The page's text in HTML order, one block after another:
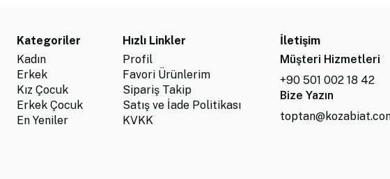
Kategoriler
Kadın
Erkek
Kız Çocuk
Erkek Çocuk
En Yeniler
Hızlı Linkler
Profil
Favori Ürünlerim
Sipariş Takip
Satış ve İade Politikası
KVKK
İletişim
Müşteri Hizmetleri
+90 501 002 18 42
Bize Yazın